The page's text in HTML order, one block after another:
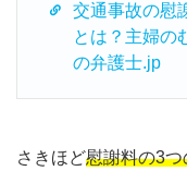
交通事故の慰
とは？主婦の
の弁護士.jp
さきほど慰謝料の3つ